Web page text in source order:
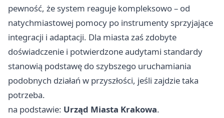
pewność, że system reaguje kompleksowo – od
natychmiastowej pomocy po instrumenty sprzyjające
integracji i adaptacji. Dla miasta zaś zdobyte
doświadczenie i potwierdzone audytami standardy
stanowią podstawę do szybszego uruchamiania
podobnych działań w przyszłości, jeśli zajdzie taka
potrzeba.
na podstawie: Urząd Miasta Krakowa.